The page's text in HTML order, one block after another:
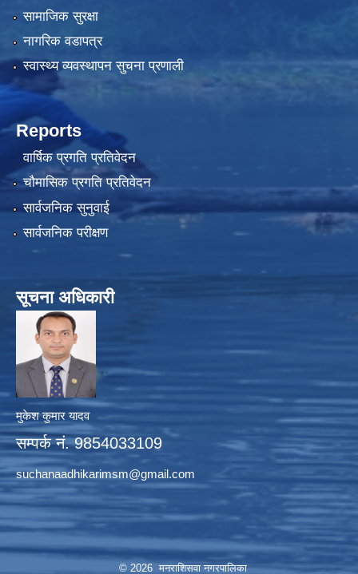
सामाजिक सुरक्षा
नागरिक वडापत्र
स्वास्थ्य व्यवस्थापन सुचना प्रणाली
Reports
वार्षिक प्रगति प्रतिवेदन
चौमासिक प्रगति प्रतिवेदन
सार्वजनिक सुनुवाई
सार्वजनिक परीक्षण
सूचना अधिकारी
मुकेश कुमार यादव
सम्पर्क नं. 9854033109
suchanaadhikarimsm@gmail.com
© 2026 मनराशिसवा नगरपालिका